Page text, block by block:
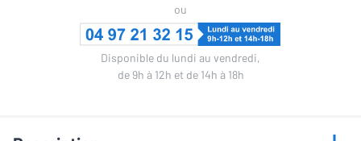
ou
Disponible du lundi au vendredi,
de 9h à 12h et de 14h à 18h